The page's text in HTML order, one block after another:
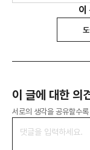
이
이 글에 대한 의
서로의 생각을 공유할수